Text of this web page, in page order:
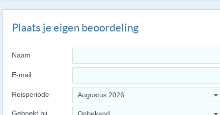
Plaats je eigen beoordeling
Naam
E-mail
Reisperiode Augustus 2026
Geboekt bij